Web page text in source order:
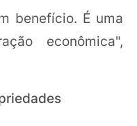
benefício. É uma
econômica",